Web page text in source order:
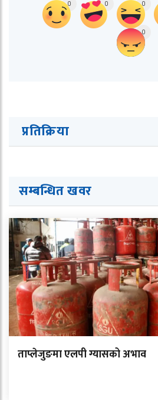
0 0 0
0
प्रतिक्रिया
सम्बन्धित खवर
ताप्लेजुङमा एलपी ग्यासको अभाव